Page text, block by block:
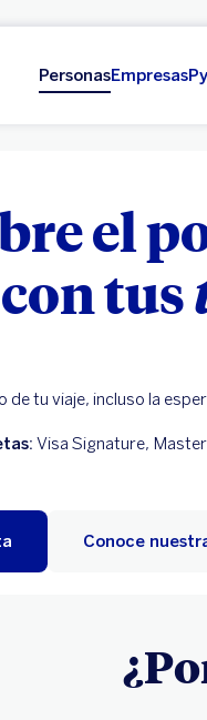
PersonasEmpresas
el
tus
de tu viaje, incluso la
Visa Signature,
Conoce